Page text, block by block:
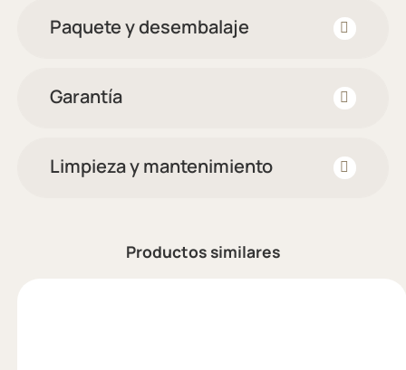
Paquete y desembalaje
Garantía
Limpieza y mantenimiento
Productos similares